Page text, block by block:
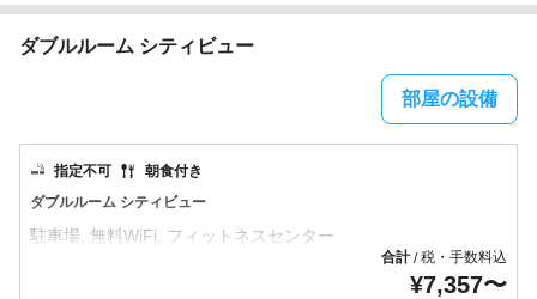
ダブルルーム シティビュー
部屋の設備
ダブルルーム シティビュー
指定不可 朝食付き
合計/税・手数料込
¥7,357〜